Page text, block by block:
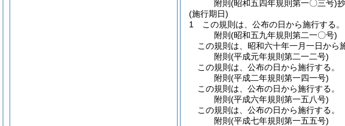
附則 (昭和五四年規則第一〇三号)抄
(施行期日)
1
この規則は、公布の日から施行する。
附則 (昭和五九年規則第二一〇号)
この規則は、昭和六十年一月一日から
附則 (平成元年規則第二一二号)
この規則は、公布の日から施行する。
附則 (平成二年規則第一四一号)
この規則は、公布の日から施行する。
附則 (平成六年規則第一五八号)
この規則は、公布の日から施行する。
附則 (平成七年規則第一五五号)